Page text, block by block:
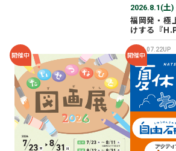
2026.8.1(土
福岡発・極
けする『
会を開催✨
2026.07.22UP
開催中 開催中